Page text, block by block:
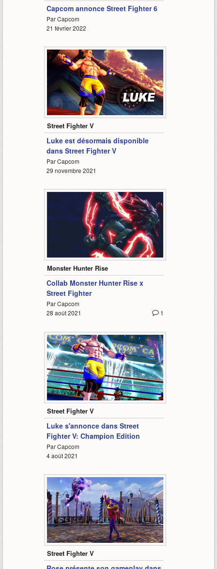
Capcom annonce Street Fighter 6
Par Capcom
21 février 2022
1:59
Street Fighter V
Luke est désormais disponible
dans Street Fighter V
Par Capcom
29 novembre 2021
1:23
Monster Hunter Rise
Collab Monster Hunter Rise x
Street Fighter
Par Capcom
1
28 août 2021
1:29
Street Fighter V
Luke s'annonce dans Street
Fighter V: Champion Edition
Par Capcom
4 août 2021
2:43
Street Fighter V